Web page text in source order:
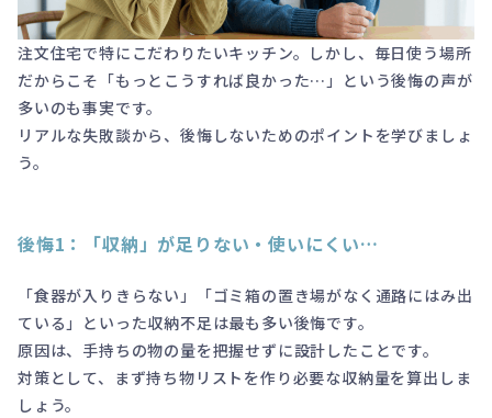
注文住宅で特にこだわりたいキッチン。しかし、毎日使う場所
だからこそ「もっとこうすれば良かった…」という後悔の声が
多いのも事実です。
リアルな失敗談から、後悔しないためのポイントを学びましょ
う。
後悔1：「収納」が足りない・使いにくい…
「食器が入りきらない」「ゴミ箱の置き場がなく通路にはみ出
ている」といった収納不足は最も多い後悔です。
原因は、手持ちの物の量を把握せずに設計したことです。
対策として、まず持ち物リストを作り必要な収納量を算出しま
しょう。